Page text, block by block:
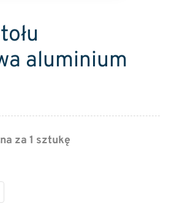
aluminium
za 1 sztukę